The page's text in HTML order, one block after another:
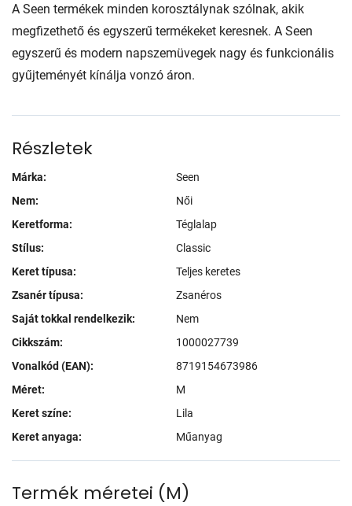
A Seen termékek minden korosztálynak szólnak, akik
megfizethető és egyszerű termékeket keresnek. A Seen
egyszerű és modern napszemüvegek nagy és funkcionális
gyűjteményét kínálja vonzó áron.
Részletek
Márka:
Seen
Nem:
Női
Keretforma:
Téglalap
Stílus:
Classic
Keret típusa:
Teljes keretes
Zsanér típusa:
Zsanéros
Saját tokkal rendelkezik:
Nem
Cikkszám:
1000027739
Vonalkód (EAN):
8719154673986
Méret:
M
Keret színe:
Lila
Keret anyaga:
Műanyag
Termék méretei (M)